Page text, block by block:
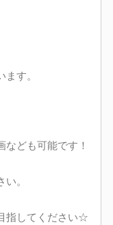
す。
ども可能です！
。
指してください☆